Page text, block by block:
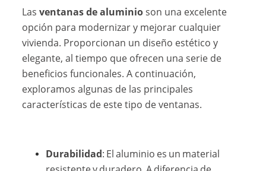
Lasventanas de aluminioson una excelente
opción para modernizar y mejorar cualquier
vivienda. Proporcionan un diseño estético y
elegante, al tiempo que ofrecen una serie de
beneficios funcionales. A continuación,
exploramos algunas de las principales
características de este tipo de ventanas.
Durabilidad: El aluminio es un material